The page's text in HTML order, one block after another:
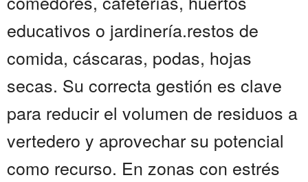
educativos o jardinería.restos de
comida, cáscaras, podas, hojas
secas. Su correcta gestión es clave
para reducir el volumen de residuos a
vertedero y aprovechar su potencial
como recurso. En zonas con estrés